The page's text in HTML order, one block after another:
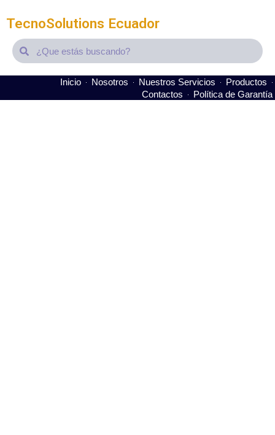
TecnoSolutions Ecuador
SearchSearch
Inicio Nosotros Nuestros Servicios
Productos
Contactos
Política de Garantía